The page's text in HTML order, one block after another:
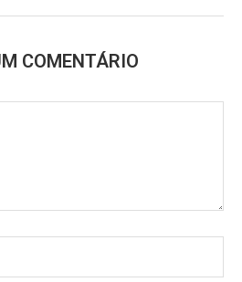
COMENTÁRIO